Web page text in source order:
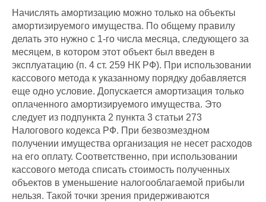
Начислять амортизацию можно только на объекты
амортизируемого имущества. По общему правилу
делать это нужно с 1-го числа месяца, следующего за
месяцем, в котором этот объект был введен в
эксплуатацию (п. 4 ст. 259 НК РФ). При использовании
кассового метода к указанному порядку добавляется
еще одно условие. Допускается амортизация только
оплаченного амортизируемого имущества. Это
следует из подпункта 2 пункта 3 статьи 273
Налогового кодекса РФ. При безвозмездном
получении имущества организация не несет расходов
на его оплату. Соответственно, при использовании
кассового метода списать стоимость полученных
объектов в уменьшение налогооблагаемой прибыли
нельзя. Такой точки зрения придерживаются